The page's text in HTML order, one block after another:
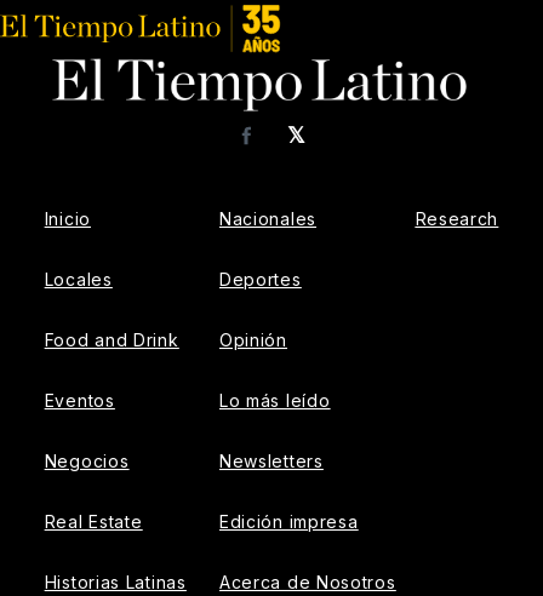
𝕏
Facebook
Inicio
Locales
Food and Drink
Eventos
Negocios
Real Estate
Historias Latinas
Nacionales
Deportes
Opinión
Lo más leído
Newsletters
Edición impresa
Acerca de Nosotros
Research